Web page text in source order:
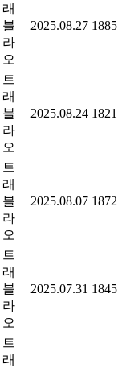
래
블
라
오
2025.08.27 1885
트
래
블
라
오
2025.08.24 1821
트
래
블
라
오
2025.08.07 1872
트
래
블
라
오
2025.07.31 1845
트
래